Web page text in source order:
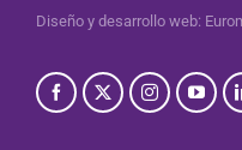
Diseño y desarrollo web: